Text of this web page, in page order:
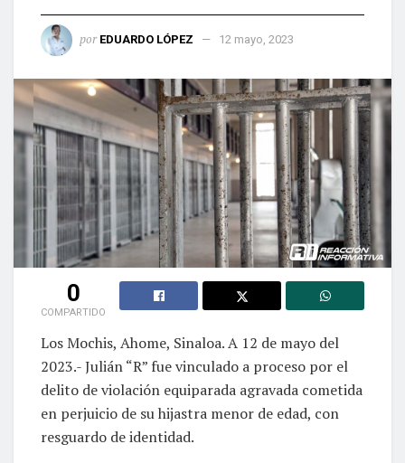
por EDUARDO LÓPEZ 12 mayo, 2023
0
COMPARTIDO
Los Mochis, Ahome, Sinaloa. A 12 de mayo del
2023.- Julián “R” fue vinculado a proceso por el
delito de violación equiparada agravada cometida
en perjuicio de su hijastra menor de edad, con
resguardo de identidad.